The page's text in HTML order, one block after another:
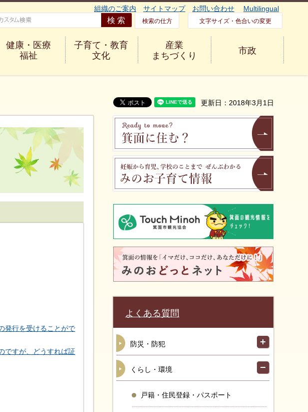
組織のご案内 サイトマップ お問い合わせ Multilingual
検索の仕方 文字サイズ・色合いの変更
健康・医療
福祉
子育て・教育
文化
産業
まちづくり
市政
更新日：2018年3月1日
発行を受けることがで
ですが、どうすれば証
よくある質問
防災・防犯
くらし・環境
戸籍・住民登録・パスポート